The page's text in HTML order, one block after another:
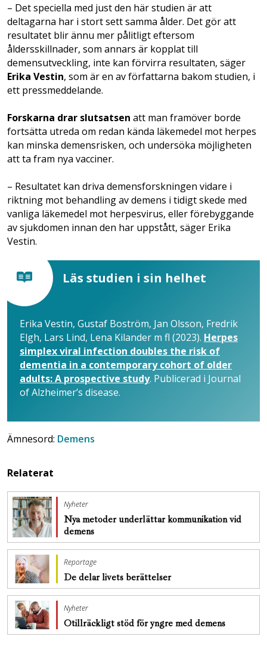
– Det speciella med just den här studien är att
deltagarna har i stort sett samma ålder. Det gör att
resultatet blir ännu mer pålitligt eftersom
åldersskillnader, som annars är kopplat till
demensutveckling, inte kan förvirra resultaten, säger
Erika Vestin, som är en av författarna bakom studien, i
ett pressmeddelande.
Forskarna drar slutsatsen att man framöver borde
fortsätta utreda om redan kända läkemedel mot herpes
kan minska demensrisken, och undersöka möjligheten
att ta fram nya vacciner.
– Resultatet kan driva demensforskningen vidare i
riktning mot behandling av demens i tidigt skede med
vanliga läkemedel mot herpesvirus, eller förebyggande
av sjukdomen innan den har uppstått, säger Erika
Vestin.
Läs studien i sin helhet
Erika Vestin, Gustaf Boström, Jan Olsson, Fredrik
Elgh, Lars Lind, Lena Kilander m fl (2023). Herpes
simplex viral infection doubles the risk of
dementia in a contemporary cohort of older
adults: A prospective study. Publicerad i Journal
of Alzheimer’s disease.
Ämnesord: Demens
Relaterat
Nyheter
Nya metoder underlättar kommunikation vid
demens
Reportage
De delar livets berättelser
Nyheter
Otillräckligt stöd för yngre med demens